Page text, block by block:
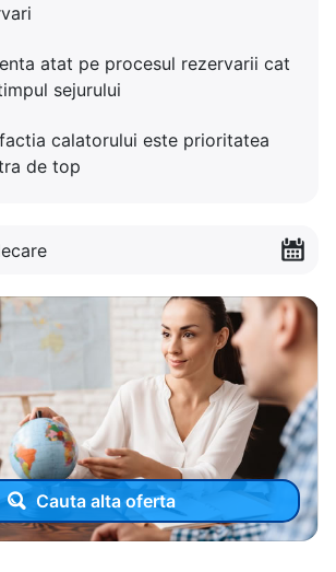
atat pe procesul rezervarii cat
sejurului
calatorului este prioritatea
de top
Cauta alta oferta